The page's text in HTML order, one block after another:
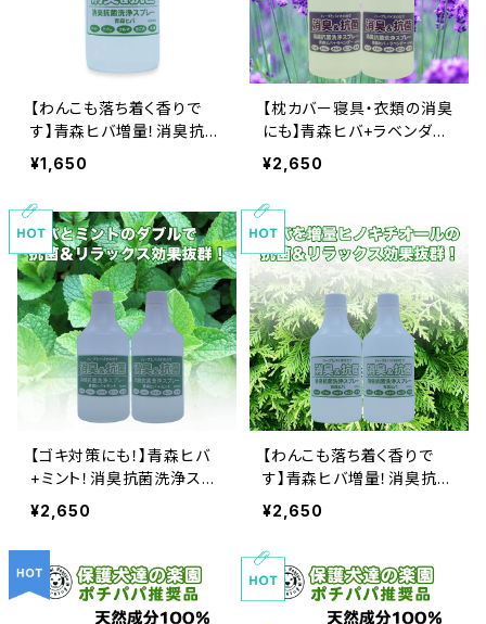
【わんこも落ち着く香りで
す】青森ヒバ増量！消臭抗菌
洗浄スプレー大容量500ｍ
ｌ（詰替え）食品基準成分１
００％で安心安全
¥1,650
【枕カバー寝具・衣類の消臭
にも】青森ヒバ+ラベンダ
ー！消臭抗菌洗浄スプレー
大容量500ｍｌ（詰替え２本
セット）食品基準成分１０
０％で安心安全
¥2,650
【ゴキ対策にも！】青森ヒバ
+ミント！消臭抗菌洗浄スプ
レー大容量500ｍｌ（詰替
え２本セット）食品基準成分
１００％で安心安全
¥2,650
【わんこも落ち着く香りで
す】青森ヒバ増量！消臭抗菌
洗浄スプレー大容量500ｍ
ｌ（詰替え２本セット）食品基
準成分１００％で安心安全
¥2,650